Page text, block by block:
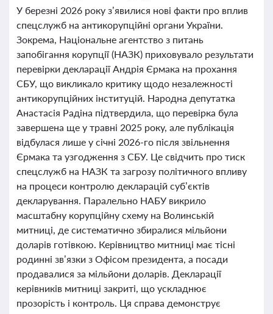
У березні 2026 року з’явилися нові факти про вплив
спецслужб на антикорупційні органи України.
Зокрема, Національне агентство з питань
запобігання корупції (НАЗК) приховувало результати
перевірки декларації Андрія Єрмака на прохання
СБУ, що викликало критику щодо незалежності
антикорупційних інституцій. Народна депутатка
Анастасія Радіна підтвердила, що перевірка була
завершена ще у травні 2025 року, але публікація
відбулася лише у січні 2026-го після звільнення
Єрмака та узгодження з СБУ. Це свідчить про тиск
спецслужб на НАЗК та загрозу політичного впливу
на процеси контролю декларацій суб’єктів
декларування. Паралельно НАБУ викрило
масштабну корупційну схему на Волинській
митниці, де систематично збиралися мільйони
доларів готівкою. Керівництво митниці має тісні
родинні зв’язки з Офісом президента, а посади
продавалися за мільйони доларів. Декларації
керівників митниці закриті, що ускладнює
прозорість і контроль. Ця справа демонструє